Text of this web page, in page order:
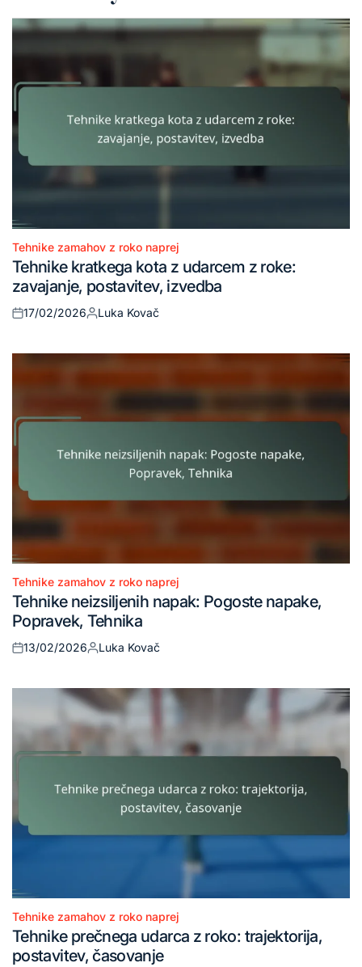
Posted
in
Tehnike zamahov z roko naprej
Tehnike kratkega kota z udarcem z roke:
zavajanje, postavitev, izvedba
Posted
17/02/2026
Posted
Luka Kovač
Posted
in
Tehnike zamahov z roko naprej
Tehnike neizsiljenih napak: Pogoste napake,
Popravek, Tehnika
Posted
13/02/2026
Posted
Luka Kovač
Posted
in
Tehnike zamahov z roko naprej
Tehnike prečnega udarca z roko: trajektorija,
postavitev, časovanje